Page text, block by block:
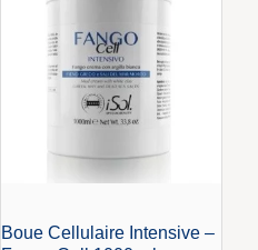
Boue Cellulaire Intensive –